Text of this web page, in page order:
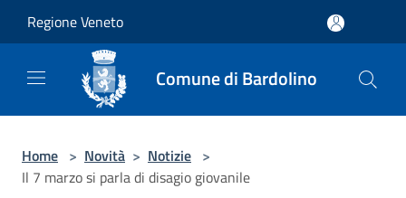
Regione Veneto
Comune di Bardolino
Home > Novità > Notizie >
Il 7 marzo si parla di disagio giovanile